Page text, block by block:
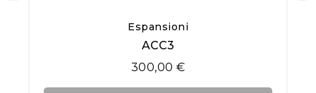
Quick View
Espansioni
ACC3
300,00 €